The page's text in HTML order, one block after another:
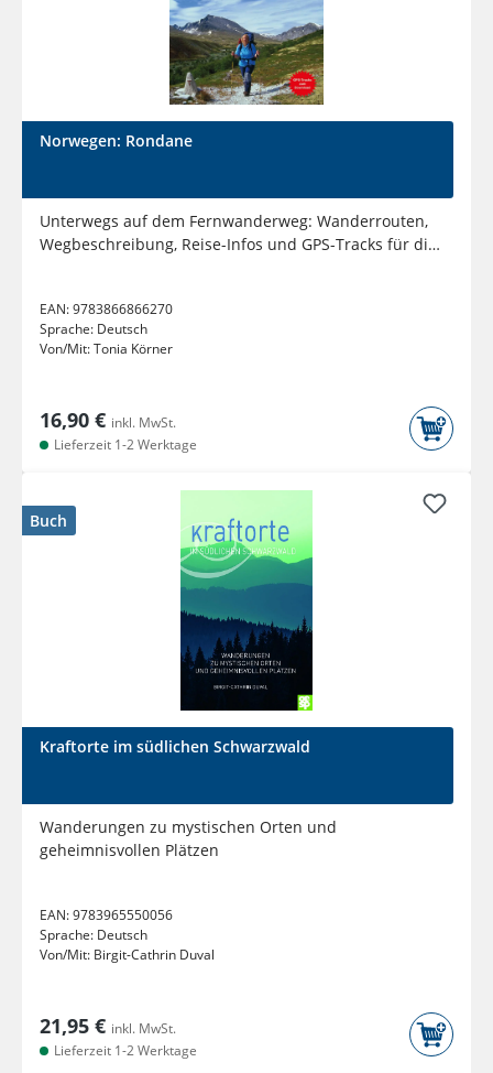
Norwegen: Rondane
Unterwegs auf dem Fernwanderweg: Wanderrouten,
Wegbeschreibung, Reise-Infos und GPS-Tracks für die
EAN:9783866866270
Sprache: Deutsch
Von/Mit:Tonia Körner
16,90 € inkl. MwSt.
Lieferzeit 1-2 Werktage
Buch
Kraftorte im südlichen Schwarzwald
Wanderungen zu mystischen Orten und
geheimnisvollen Plätzen
EAN:9783965550056
Sprache: Deutsch
Von/Mit: Birgit-Cathrin Duval
21,95 € inkl. MwSt.
Lieferzeit 1-2 Werktage